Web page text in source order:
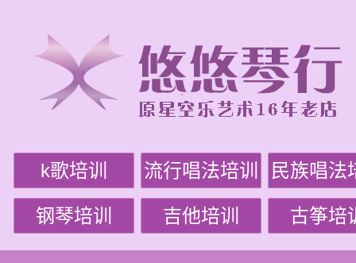
k歌培训 流行唱法培训 民族唱法
钢琴培训 吉他培训 古筝培